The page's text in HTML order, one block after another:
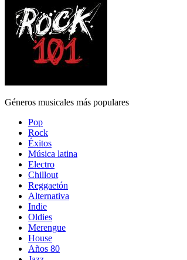
Géneros musicales más populares
Pop
Rock
Éxitos
Música latina
Electro
Chillout
Reggaetón
Alternativa
Indie
Oldies
Merengue
House
Años 80